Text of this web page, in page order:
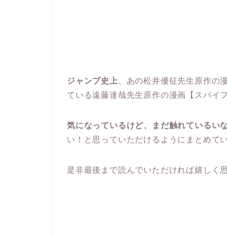
ジャンプ史上
、あの松井優征先生原作の
ている遠藤達哉先生原作の漫画【スパイ
気になっているけど、まだ触れているい
い！と思っていただけるようにまとめて
是非最後まで読んでいただければ嬉しく